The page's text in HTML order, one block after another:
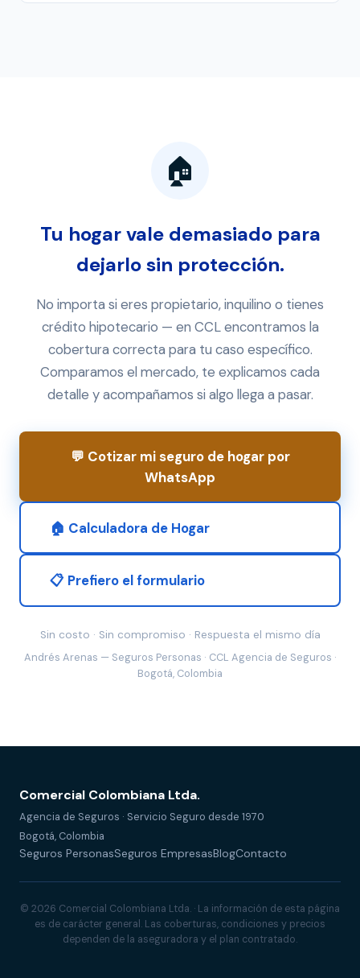
🏠
Tu hogar vale demasiado para
dejarlo sin protección.
No importa si eres propietario, inquilino o tienes
crédito hipotecario — en CCL encontramos la
cobertura correcta para tu caso específico.
Comparamos el mercado, te explicamos cada
detalle y acompañamos si algo llega a pasar.
💬 Cotizar mi seguro de hogar por
WhatsApp
🏠 Calculadora de Hogar
📋 Prefiero el formulario
Sin costo · Sin compromiso · Respuesta el mismo día
Andrés Arenas — Seguros Personas · CCL Agencia de Seguros ·
Bogotá, Colombia
Comercial Colombiana Ltda.
Agencia de Seguros · Servicio Seguro desde 1970
Bogotá, Colombia
Seguros PersonasSeguros EmpresasBlogContacto
© 2026 Comercial Colombiana Ltda. · La información de esta página
es de carácter general. Las coberturas, condiciones y precios
dependen de la aseguradora y el plan contratado.